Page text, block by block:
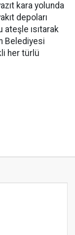
kara yolunda
depoları
ateşle ısıtarak
Belediyesi
her türlü